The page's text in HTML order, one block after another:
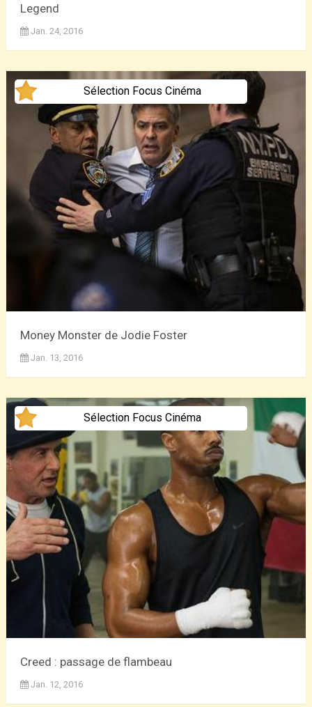
Legend
Jan. 24, 2016
Sélection Focus Cinéma
Money Monster de Jodie Foster
Jan. 13, 2016
Sélection Focus Cinéma
Creed : passage de flambeau
Jan. 12, 2016